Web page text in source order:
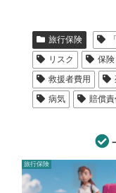
旅行保険
リスク
保険
救援者費用
病気
賠償責
旅行保険